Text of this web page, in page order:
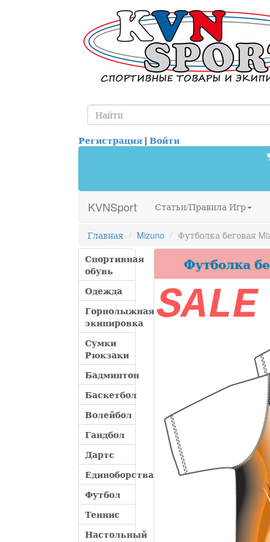
Регистрация | Войти
KVNSport Статьи/Правила Игр
Главная Mizuno
Футболка беговая
Спортивная
обувь
Одежда
Горнолыжная
экипировка
Сумки
Рюкзаки
Бадминтон
Баскетбол
Волейбол
Гандбол
Дартс
Единоборства
Футбол
Теннис
Настольный
Футболка
SALE